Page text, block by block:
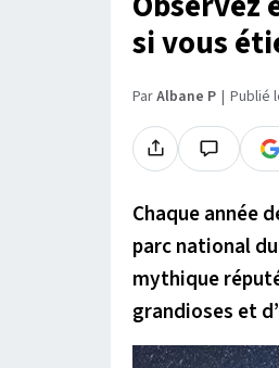
si vous
ParAlbane P Publié
Chaque année
parc national
mythique
grandioses et